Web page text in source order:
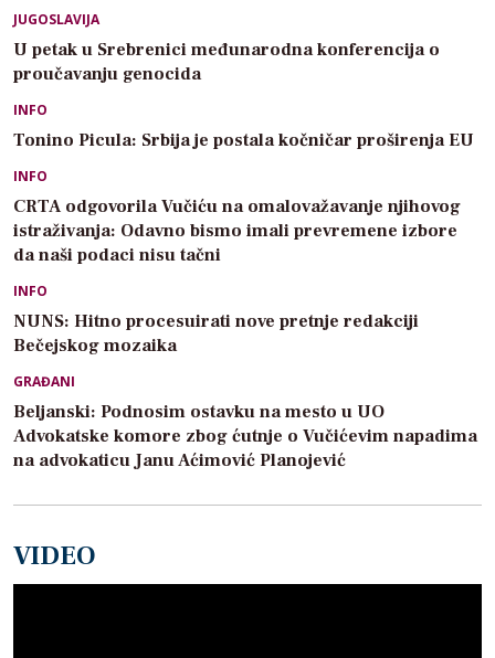
JUGOSLAVIJA
U petak u Srebrenici međunarodna konferencija o
proučavanju genocida
INFO
Tonino Picula: Srbija je postala kočničar proširenja EU
INFO
CRTA odgovorila Vučiću na omalovažavanje njihovog
istraživanja: Odavno bismo imali prevremene izbore
da naši podaci nisu tačni
INFO
NUNS: Hitno procesuirati nove pretnje redakciji
Bečejskog mozaika
GRAĐANI
Beljanski: Podnosim ostavku na mesto u UO
Advokatske komore zbog ćutnje o Vučićevim napadima
na advokaticu Janu Aćimović Planojević
VIDEO